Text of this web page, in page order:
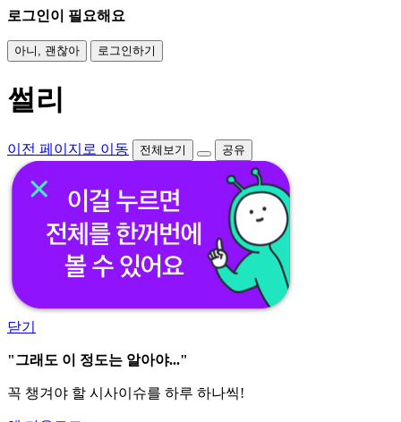
로그인이 필요해요
아니, 괜찮아 로그인하기
썰리
이전 페이지로 이동 전체보기 공유
닫기
"그래도 이 정도는 알아야..."
꼭 챙겨야 할 시사이슈를 하루 하나씩!